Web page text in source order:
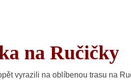
na Ručičky
vyrazili na oblíbenou trasu na